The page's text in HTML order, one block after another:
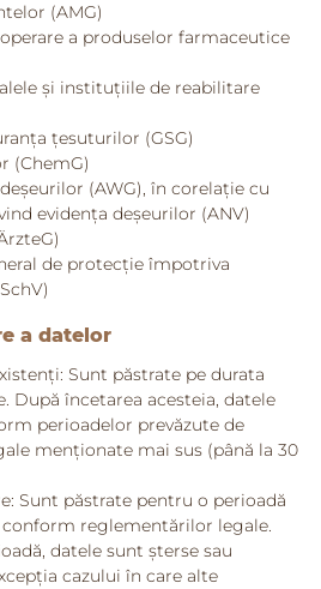
(AMG)
a produselor farmaceutice
și instituțiile de reabilitare
țesuturilor (GSG)
(ChemG)
(AWG), în corelație cu
evidența deșeurilor (ANV)
de protecție împotriva
a datelor
Sunt păstrate pe durata
După încetarea acesteia, datele
perioadelor prevăzute de
menționate mai sus (până la 30
Sunt păstrate pentru o perioadă
conform reglementărilor legale.
datele sunt șterse sau
cazului în care alte